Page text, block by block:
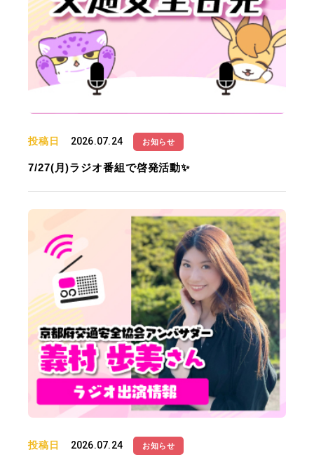
投稿日 2026.07.24 お知らせ
7/27(月)ラジオ番組で啓発活動✨
投稿日 2026.07.24 お知らせ